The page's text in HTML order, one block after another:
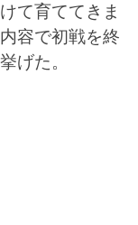
て育ててきま
容で初戦を終
げた。